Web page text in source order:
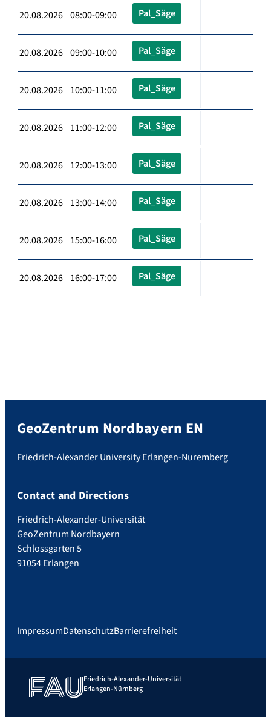
20.08.2026 08:00-09:00 Pal_Säge
20.08.2026 09:00-10:00 Pal_Säge
20.08.2026 10:00-11:00 Pal_Säge
20.08.2026 11:00-12:00 Pal_Säge
20.08.2026 12:00-13:00 Pal_Säge
20.08.2026 13:00-14:00 Pal_Säge
20.08.2026 15:00-16:00 Pal_Säge
20.08.2026 16:00-17:00 Pal_Säge
GeoZentrum Nordbayern EN
Friedrich-Alexander University Erlangen-Nuremberg
Contact and Directions
Friedrich-Alexander-Universität
GeoZentrum Nordbayern
Schlossgarten 5
91054 Erlangen
ImpressumDatenschutzBarrierefreiheit
Friedrich-Alexander-Universität
Erlangen-Nürnberg